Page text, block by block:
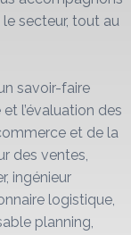
secteur, tout au
savoir-faire
l’évaluation des
et de la
des ventes,
ingénieur
logistique,
planning,